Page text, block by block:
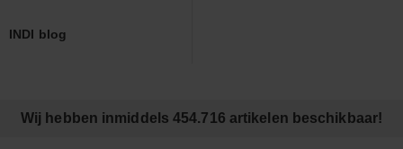
INDI blog
Wij hebben inmiddels 454.716 artikelen beschikbaar!